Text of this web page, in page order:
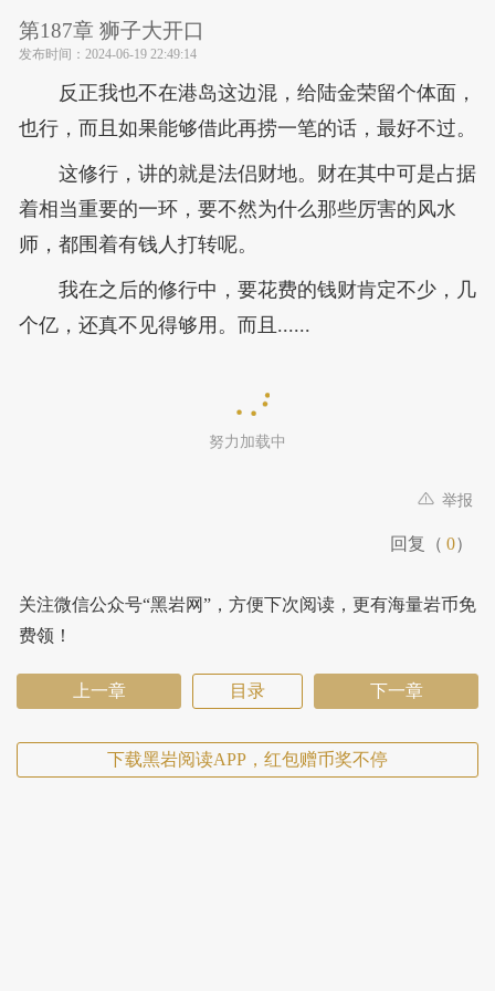
第187章 狮子大开口
发布时间： 2024-06-19 22:49:14
反正我也不在港岛这边混，给陆金荣留个体面，
也行，而且如果能够借此再捞一笔的话，最好不过。
这修行，讲的就是法侣财地。财在其中可是占据
着相当重要的一环，要不然为什么那些厉害的风水
师，都围着有钱人打转呢。
我在之后的修行中，要花费的钱财肯定不少，几
个亿，还真不见得够用。而且......
努力加载中
举报
回复（ 0）
关注微信公众号“黑岩网”，方便下次阅读，更有海量岩币免
费领！
上一章 目录 下一章
下载黑岩阅读APP，红包赠币奖不停